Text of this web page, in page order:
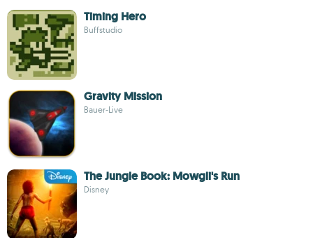
Timing Hero
Buffstudio
Gravity Mission
Bauer-Live
The Jungle Book: Mowgli's Run
Disney